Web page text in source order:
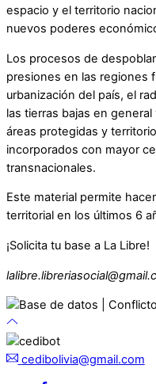
espacio y el territorio
nuevos poderes
Los procesos de
presiones en las regiones
urbanización del país, el
las tierras bajas en
áreas protegidas y
incorporados con mayor
transnacionales.
Este material permite
territorial en los últimos 6
¡Solicita tu base a La Libre!
cedibolivia@gmail.com